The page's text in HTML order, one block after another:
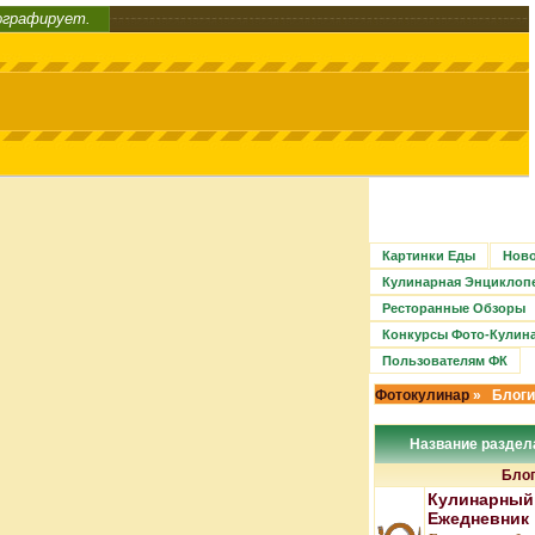
Картинки Еды
Кулинарная
Ресторанные Обзоры
Конкурсы Фото-
Пользователям ФК
Фотокулинар » Блоги
Название
Кулинарный
Ежедневник